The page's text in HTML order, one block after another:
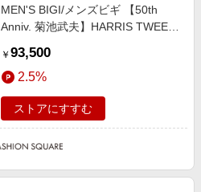
MEN'S BIGI/メンズビギ 【50th
Anniv. 菊池武夫】HARRIS TWEED
３
￥ 93,500
2.5%
ストアにすすむ